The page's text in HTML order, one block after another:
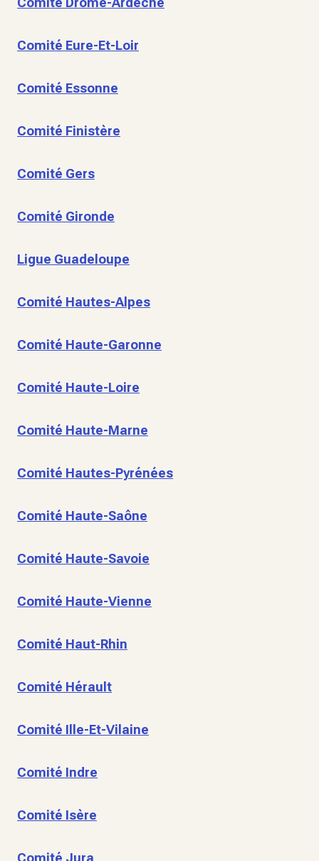
Comité Eure-Et-Loir
Comité Essonne
Comité Finistère
Comité Gers
Comité Gironde
Ligue Guadeloupe
Comité Hautes-Alpes
Comité Haute-Garonne
Comité Haute-Loire
Comité Haute-Marne
Comité Hautes-Pyrénées
Comité Haute-Saône
Comité Haute-Savoie
Comité Haute-Vienne
Comité Haut-Rhin
Comité Hérault
Comité Ille-Et-Vilaine
Comité Indre
Comité Isère
Comité Jura